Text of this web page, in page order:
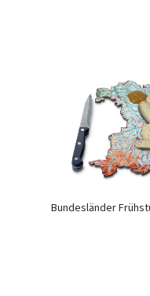
Bundesländer